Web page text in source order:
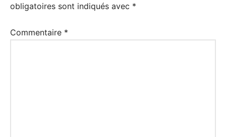
obligatoires sont indiqués avec *
Commentaire *